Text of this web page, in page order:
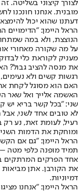
לצורך קיצוני בשליטה.
מובנית. אנחנו חונכנו
דעתנו שהוא יכול
הראל היימן: "הדימויים
הנוצצת, ולא במה
על מה שקורה מאחורי
מעניק לקוראת כלי
את מנסה להציב גבול?
רגשות קשים ולא
האם הוא מסוגל לקחת
האשמה אלייך ואל שאר
שני: "בכל קשר בריא יש
לא טובים אחד לשני,
רעיל, לעומת זאת, נע רק
ומוחקת את הדמות
הראל היימן: "גם אם
תמיד מופנה כלפי מטה
אחד הפרקים המרתקים
את הקורבן. אתן
דמיוניות.
הראל היימן: "אנחנו